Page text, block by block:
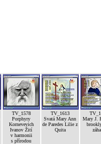
TV_1578
Porphyry
Kornevevich
Ivanov Žití
v harmonii
s přírodou
TV_1613
Svatá Mary Ann
de Paredes Lilie z
Quita
Mary J.